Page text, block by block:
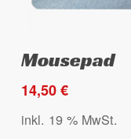
Mousepad
14,50€
inkl. 19 % MwSt.